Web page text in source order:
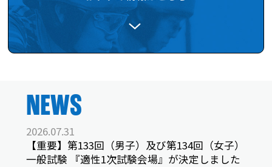
NEWS
2026.07.31
【重要】第133回（男子）及び第134回（女子）
一般試験 『適性1次試験会場』が決定しました